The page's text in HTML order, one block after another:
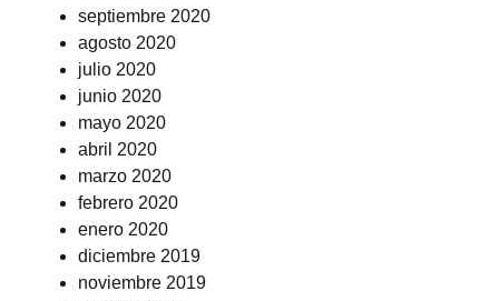
septiembre 2020
agosto 2020
julio 2020
junio 2020
mayo 2020
abril 2020
marzo 2020
febrero 2020
enero 2020
diciembre 2019
noviembre 2019